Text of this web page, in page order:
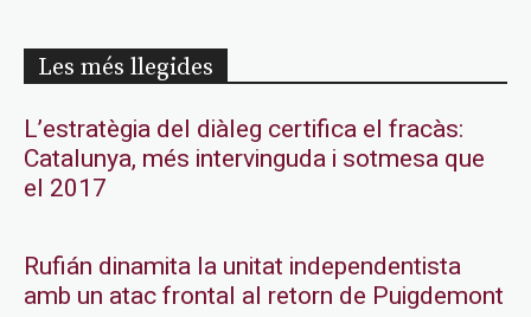
Les més llegides
L’estratègia del diàleg certifica el fracàs:
Catalunya, més intervinguda i sotmesa que
el 2017
Rufián dinamita la unitat independentista
amb un atac frontal al retorn de Puigdemont